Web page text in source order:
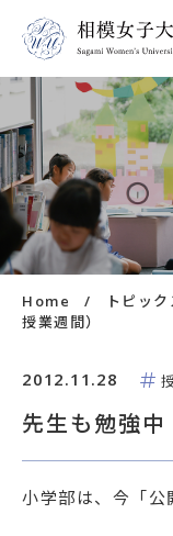
小学部概要
さがみの学び
さがみの毎日
入学・転入情報
アクセス
Facebook
Home トピック
授業週間）
2012.11.28
先生も勉強中
小学部は、今「公